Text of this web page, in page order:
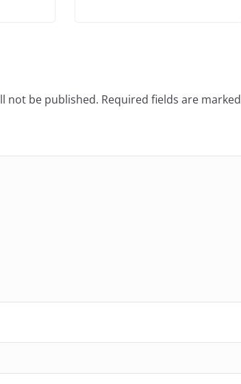
not be published. Required fields are marked